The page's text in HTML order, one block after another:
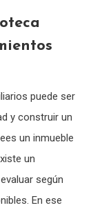
puede ser
y construir un
un inmueble
un
según
En ese